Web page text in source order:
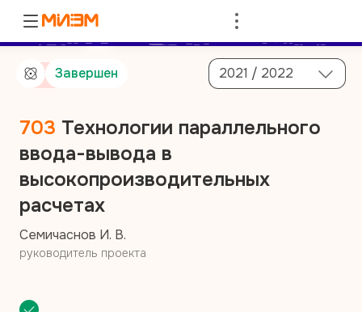
Завершен 2021 / 2022
От компании
703 Технологии параллельного
ввода-вывода в
высокопроизводительных
расчетах
Семичаснов И. В.
руководитель проекта